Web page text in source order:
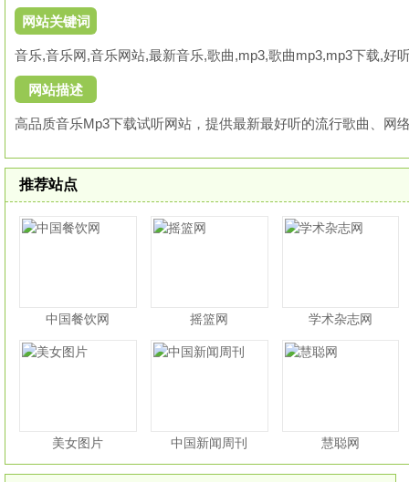
网站关键词
音乐,音乐网,音乐网站,最新音乐,歌曲,mp3,歌曲mp3,mp3下载,好
网站描述
高品质音乐Mp3下载试听网站，提供最新最好听的流行歌曲、网
推荐站点
中国餐饮网 摇篮网 学术杂志网
美女图片 中国新闻周刊 慧聪网